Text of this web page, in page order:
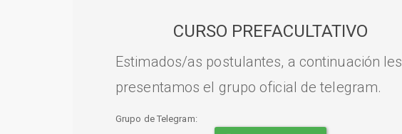
CURSO PREFACULTATIVO
Estimados/as postulantes, a continuación les
presentamos el grupo oficial de telegram.
Grupo de Telegram: